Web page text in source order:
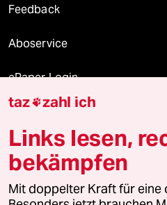
Feedback
Aboservice
ePaper Login
Downloads für Abonnierende
© 2026 taz Verlags und
Alle Rechte vorbehalten. Bei
wenden Sie sich bitte an
taz zahl ich
Links lesen,
bekämpfen
Mit doppelter Kraft für eine